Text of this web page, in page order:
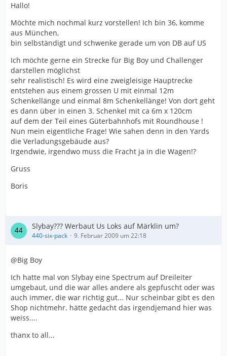
Hallo!
Möchte mich nochmal kurz vorstellen! Ich bin 36, komme
aus München,
bin selbständigt und schwenke gerade um von DB auf US
Ich möchte gerne ein Strecke für Big Boy und Challenger
darstellen möglichst
sehr realistisch! Es wird eine zweigleisige Hauptrecke
entstehen aus einem grossen U mit einmal 12m
Schenkellänge und einmal 8m Schenkellänge! Von dort geht
es dann über in einen 3. Schenkel mit ca 6m x 120cm
auf dem der Teil eines Güterbahnhofs mit Roundhouse !
Nun mein eigentliche Frage! Wie sahen denn in den Yards
die Verladungsgebäude aus?
Irgendwie, irgendwo muss die Fracht ja in die Wagen!?
Gruss
Boris
Slybay??? Werbaut Us Loks auf Märklin um?
440-six-pack 9. Februar 2009 um 22:18
@Big Boy
Ich hatte mal von Slybay eine Spectrum auf Dreileiter
umgebaut, und die war alles andere als gepfuscht oder was
auch immer, die war richtig gut... Nur scheinbar gibt es den
Shop nichtmehr. hätte gedacht das irgendjemand hier was
weiss....
thanx to all...